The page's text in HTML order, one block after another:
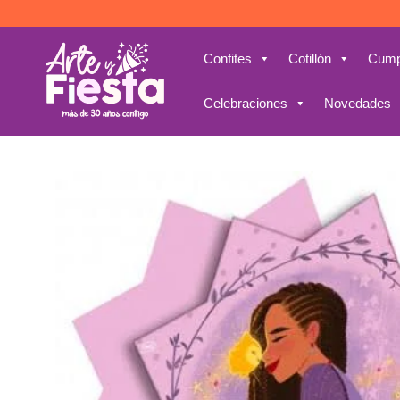
contenido
Confites Cotillón
Celebraciones Novedades